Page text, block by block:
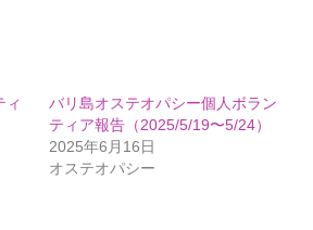
ィ
バリ島オステオパシー個人ボラン
ティア報告（2025/5/19〜5/24）
2025年6月16日
オステオパシー